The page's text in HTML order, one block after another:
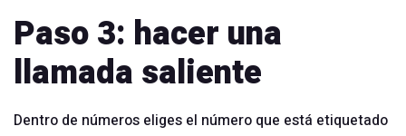
Paso 3: hacer una
llamada saliente
Dentro de números eliges el número que está etiquetado